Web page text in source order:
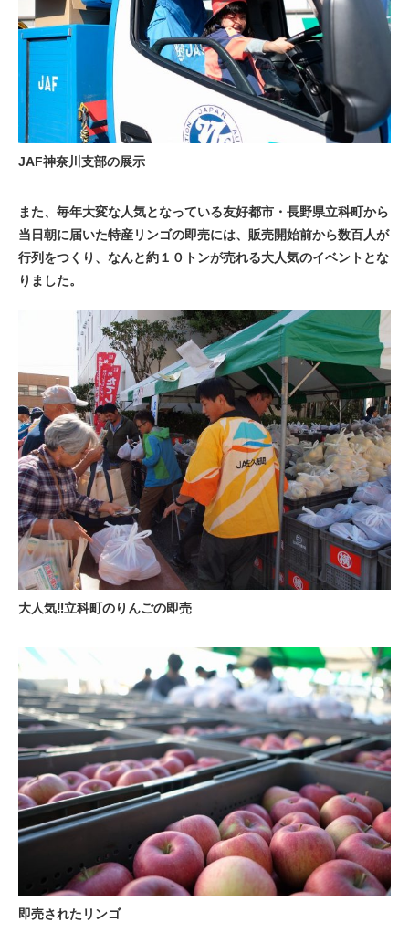
JAF神奈川支部の展示
また、毎年大変な人気となっている友好都市・長野県立科町から
当日朝に届いた特産リンゴの即売には、販売開始前から数百人が
行列をつくり、なんと約１０トンが売れる大人気のイベントとな
りました。
大人気‼立科町のりんごの即売
即売されたリンゴ